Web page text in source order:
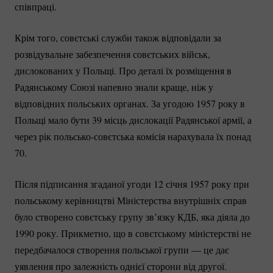
співпраці.
Крім того, совєтські служби також відповідали за
розвідувальне забезпечення совєтських військ,
дислокованих у Польщі. Про деталі їх розміщення в
Радянському Союзі напевно знали краще, ніж у
відповідних польських органах. За угодою 1957 року в
Польщі мало бути 39 місць дислокації Радянської армії, а
через рік польсько-совєтська комісія нарахувала їх понад
70.
Після підписання згаданої угоди 12 січня 1957 року при
польському керівництві Міністерства внутрішніх справ
було створено совєтську групу зв’язку КДБ, яка діяла до
1990 року. Прикметно, що в совєтському міністерстві не
передбачалося створення польської групи — це дає
уявлення про залежність однієї сторони від другої.